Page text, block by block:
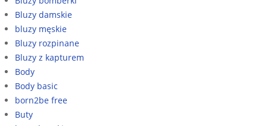
Bluzy damskie
bluzy męskie
Bluzy rozpinane
Bluzy z kapturem
Body
Body basic
born2be free
Buty